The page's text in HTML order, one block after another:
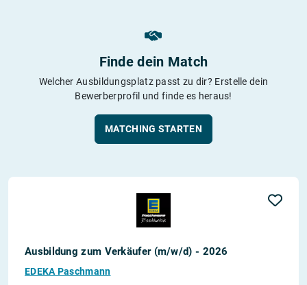
Finde dein Match
Welcher Ausbildungsplatz passt zu dir? Erstelle dein
Bewerberprofil und finde es heraus!
MATCHING STARTEN
Ausbildung zum Verkäufer (m/w/d) - 2026
EDEKA Paschmann